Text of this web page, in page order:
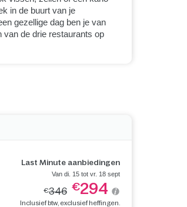
in de buurt van je
gezellige dag ben je van
van de drie restaurants op
Last Minute aanbiedingen
Van di. 15 tot vr. 18 sept
€346 €294
Inclusief btw, exclusief heffingen.